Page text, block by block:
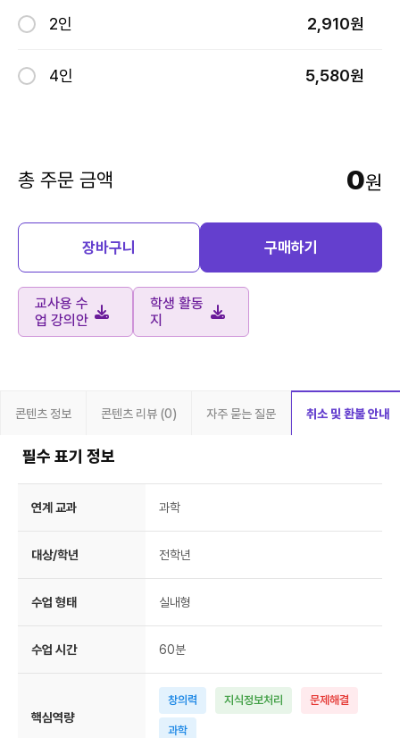
2인 2,910원
4인 5,580원
총 주문 금액 0원
장바구니 구매하기
교사용 수
업 강의안
학생 활동
지
콘텐츠 정보 콘텐츠 리뷰 (0) 자주 묻는 질문 취소 및 환불 안내
필수 표기 정보
연계 교과 과학
대상/학년 전학년
수업 형태 실내형
수업 시간 60분
핵심역량
창의력 지식정보처리 문제해결
과학